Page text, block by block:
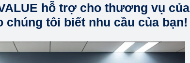
hỗ trợ cho thương vụ của
chúng tôi biết nhu cầu của bạn!